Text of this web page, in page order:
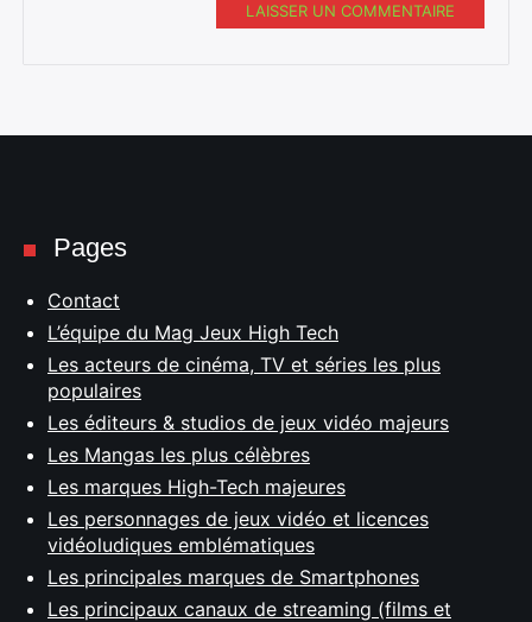
LAISSER UN COMMENTAIRE
Pages
Contact
L’équipe du Mag Jeux High Tech
Les acteurs de cinéma, TV et séries les plus
populaires
Les éditeurs & studios de jeux vidéo majeurs
Les Mangas les plus célèbres
Les marques High-Tech majeures
Les personnages de jeux vidéo et licences
vidéoludiques emblématiques
Les principales marques de Smartphones
Les principaux canaux de streaming (films et